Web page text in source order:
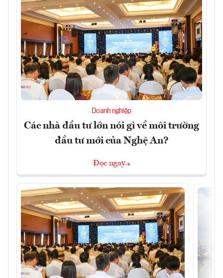
Doanh nghiệp
Các nhà đầu tư lớn nói gì về môi trường
đầu tư mới của Nghệ An?
Đọc ngay